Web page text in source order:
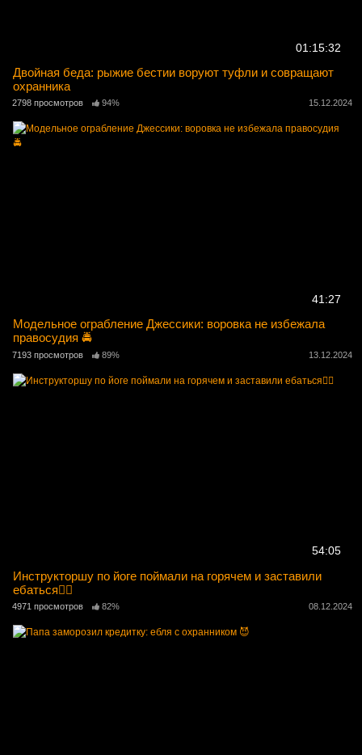
01:15:32
Двойная беда: рыжие бестии воруют туфли и совращают
охранника
2798 просмотров 94% 15.12.2024
41:27
Модельное ограбление Джессики: воровка не избежала
правосудия 🚔
7193 просмотров 89% 13.12.2024
54:05
Инструкторшу по йоге поймали на горячем и заставили
ебаться🧘‍♀️
4971 просмотров 82% 08.12.2024